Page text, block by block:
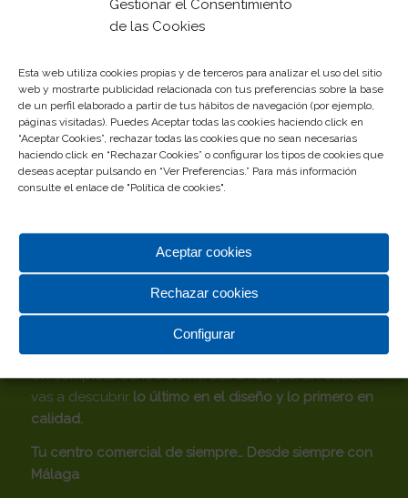
Gestionar el Consentimiento
de las Cookies
Esta web utiliza cookies propias y de terceros para analizar el uso del sitio
web y mostrarte publicidad relacionada con tus preferencias sobre la base
de un perfil elaborado a partir de tus hábitos de navegación (por ejemplo,
páginas visitadas). Puedes Aceptar todas las cookies haciendo click en
“Aceptar Cookies”, rechazar todas las cookies que no sean necesarias
haciendo click en “Rechazar Cookies” o configurar los tipos de cookies que
deseas aceptar pulsando en “Ver Preferencias.” Para más información
consulte el enlace de "Política de cookies".
Aceptar cookies
Rechazar cookies
Configurar
Verano Disfrutón: jueves de juerga
Participa en el II Concurso de Abanicos
03/07/2026
Este verano, la juerga se vive en Rosaleda
01/07/2026
Participa en el Escape Room de Rosaleda
CENTRO COMERCIAL ROSALEDA
Un completo centro comercial en el que, sin duda,
vas a descubrir lo último en el diseño y lo primero en
calidad.
Tu centro comercial de siempre… Desde siempre con
Málaga